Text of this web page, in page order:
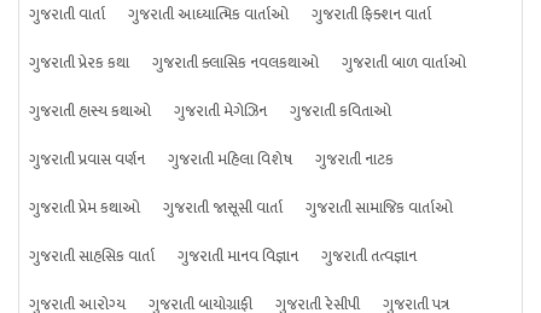
ગુજરાતી વાર્તા ગુજરાતી આધ્યાત્મિક વાર્તાઓ
ગુજરાતી ફિક્શન વાર્તા
ગુજરાતી પ્રેરક કથા
ગુજરાતી ક્લાસિક નવલકથાઓ
ગુજરાતી બાળ વાર્તાઓ
ગુજરાતી હાસ્ય કથાઓ
ગુજરાતી મેગેઝિન
ગુજરાતી કવિતાઓ
ગુજરાતી પ્રવાસ વર્ણન
ગુજરાતી મહિલા વિશેષ
ગુજરાતી નાટક
ગુજરાતી પ્રેમ કથાઓ
ગુજરાતી જાસૂસી વાર્તા
ગુજરાતી સામાજિક વાર્તાઓ
ગુજરાતી સાહસિક વાર્તા
ગુજરાતી માનવ વિજ્ઞાન
ગુજરાતી તત્વજ્ઞાન
ગુજરાતી આરોગ્ય
ગુજરાતી બાયોગ્રાફી ગુજરાતી રેસીપી ગુજરાતી પત્ર